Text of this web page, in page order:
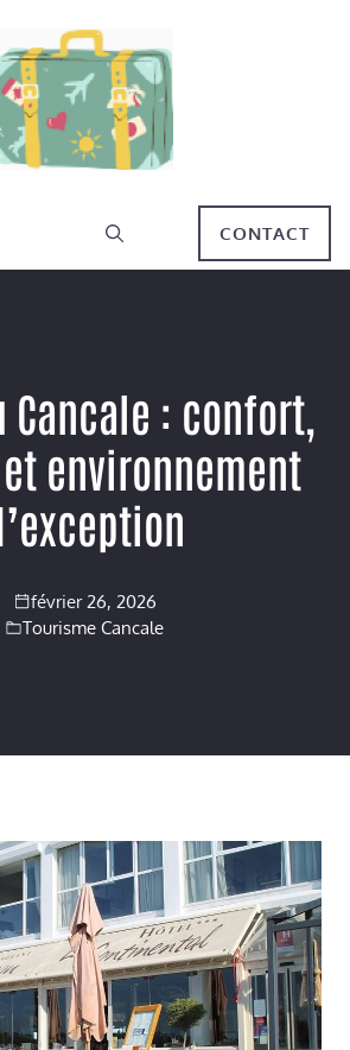
CONTACT
Cancale : confort,
environnement
février 26, 2026
Tourisme Cancale